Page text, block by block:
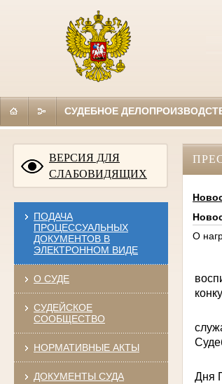
СУДЕБНОЕ
ВЕРСИЯ ДЛЯ
СЛАБОВИДЯЩИХ
ПОДАЧА
ПРОЦЕССУАЛЬНЫХ
ДОКУМЕНТОВ В
ЭЛЕКТРОННОМ ВИДЕ
О СУДЕ
СУДЕЙСКОЕ
СООБЩЕСТВО
НОРМАТИВНЫЕ АКТЫ
ДОКУМЕНТЫ СУДА
О
Дня